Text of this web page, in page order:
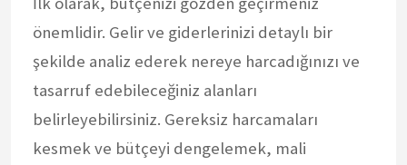
önemlidir. Gelir ve giderlerinizi detaylı bir
şekilde analiz ederek nereye harcadığınızı ve
tasarruf edebileceğiniz alanları
belirleyebilirsiniz. Gereksiz harcamaları
kesmek ve bütçeyi dengelemek, mali